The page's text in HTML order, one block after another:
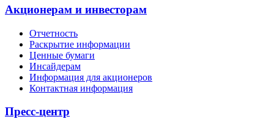
Акционерам и инвесторам
Отчетность
Раскрытие информации
Ценные бумаги
Инсайдерам
Информация для акционеров
Контактная информация
Пресс-центр